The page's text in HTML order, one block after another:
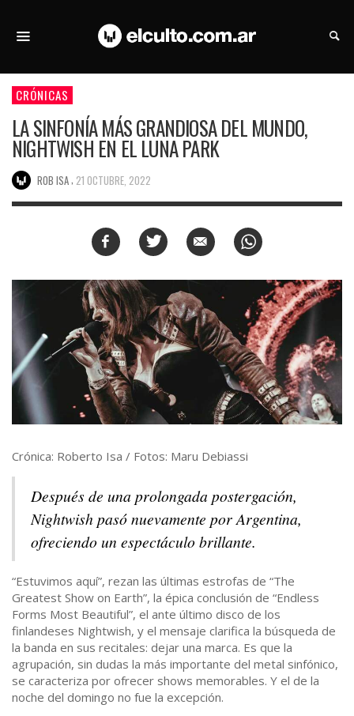
CRÓNICAS
LA SINFONÍA MÁS GRANDIOSA DEL MUNDO,
NIGHTWISH EN EL LUNA PARK
ROB ISA 21 OCTUBRE, 2022
Crónica: Roberto Isa / Fotos: Maru Debiassi
Después de una prolongada postergación,
Nightwish pasó nuevamente por Argentina,
ofreciendo un espectáculo brillante.
“Estuvimos aquí”, rezan las últimas estrofas de “The
Greatest Show on Earth”, la épica conclusión de “Endless
Forms Most Beautiful”, el ante último disco de los
finlandeses Nightwish, y el mensaje clarifica la búsqueda de
la banda en sus recitales: dejar una marca. Es que la
agrupación, sin dudas la más importante del metal sinfónico,
se caracteriza por ofrecer shows memorables. Y el de la
noche del domingo no fue la excepción.